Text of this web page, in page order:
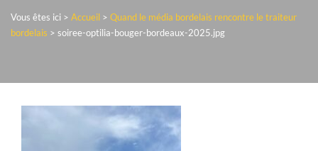
Vous êtes ici > Accueil > Quand le média bordelais rencontre le traiteur
bordelais > soiree-optilia-bouger-bordeaux-2025.jpg